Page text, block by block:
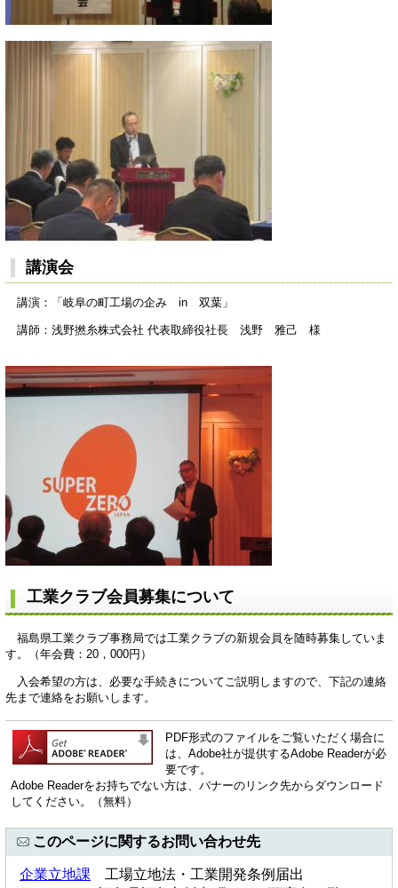
講演会
講演：「岐阜の町工場の企み in 双葉」
講師：浅野撚糸株式会社 代表取締役社長 浅野 雅己 様
工業クラブ会員募集について
福島県工業クラブ事務局では工業クラブの新規会員を随時募集していま
す。（年会費：20，000円）
入会希望の方は、必要な手続きについてご説明しますので、下記の連絡
先まで連絡をお願いします。
PDF形式のファイルをご覧いただく場合に
は、Adobe社が提供するAdobe Readerが必
要です。
Adobe Readerをお持ちでない方は、バナーのリンク先からダウンロード
してください。（無料）
このページに関するお問い合わせ先
企業立地課 工場立地法・工業開発条例届出